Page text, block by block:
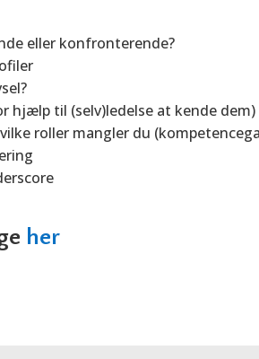
eller konfronterende?
hjælp til (selv)ledelse at kende dem)
roller mangler du
her